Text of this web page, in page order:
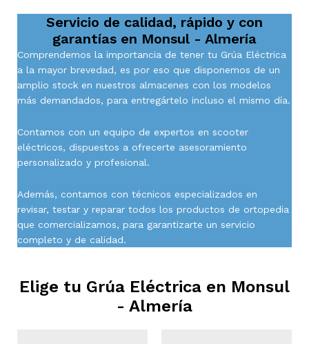
Servicio de calidad, rápido y con
garantías en Monsul - Almería
Comprendemos la importancia de tener tu Grúa Eléctrica
a la mayor brevedad, es por eso que disponemos de un
amplio stock en nuestros almacenes con los modelos
más demandados, para entregártelo incluso el mismo día.
Contamos con un equipo de expertos en scooter
eléctricos, dispuestos a ofrecerte asesoramiento
personalizado y profesional.
Además, contamos con técnicos especializados en
revisar, testar y reparar todos los productos de ortopedia
que comercializamos, para garantizarte un servicio
completo y de calidad.
Elige tu Grúa Eléctrica en Monsul
- Almería